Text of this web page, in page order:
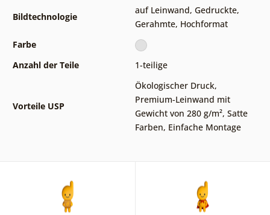
Bildtechnologie
auf Leinwand, Gedruckte,
Gerahmte, Hochformat
Farbe
Anzahl der Teile
1-teilige
Vorteile USP
Ökologischer Druck,
Premium-Leinwand mit
Gewicht von 280 g/m², Satte
Farben, Einfache Montage